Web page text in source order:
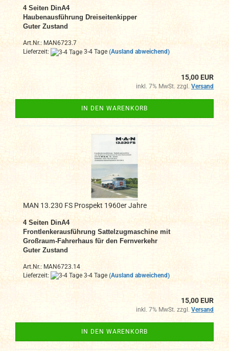
4 Seiten DinA4
Haubenausführung Dreiseitenkipper
Guter Zustand
Art.Nr.: MAN6723.7
Lieferzeit:
3-4 Tage (Ausland abweichend)
15,00 EUR
inkl. 7% MwSt. zzgl. Versand
IN DEN WARENKORB
MAN 13.230 FS Prospekt 1960er Jahre
4 Seiten DinA4
Frontlenkerausführung Sattelzugmaschine mit
Großraum-Fahrerhaus für den Fernverkehr
Guter Zustand
Art.Nr.: MAN6723.14
Lieferzeit:
3-4 Tage (Ausland abweichend)
15,00 EUR
inkl. 7% MwSt. zzgl. Versand
IN DEN WARENKORB